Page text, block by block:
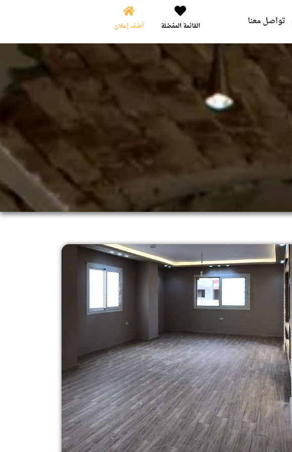
تواصل معنا القائمة المفضلة أضف إعلان